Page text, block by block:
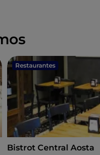
Restaurantes
Bistrot Central Aosta